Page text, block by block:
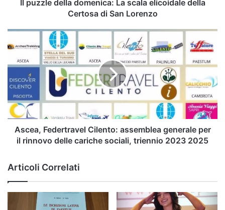
Il puzzle della domenica: La scala elicoidale della
Certosa di San Lorenzo
Ascea,
Federtravel
assemblea
generale
per
rinnovo
delle
cariche
sociali,
2025
Ascea, Federtravel Cilento: assemblea generale per
il rinnovo delle cariche sociali, triennio 2023 2025
Articoli Correlati